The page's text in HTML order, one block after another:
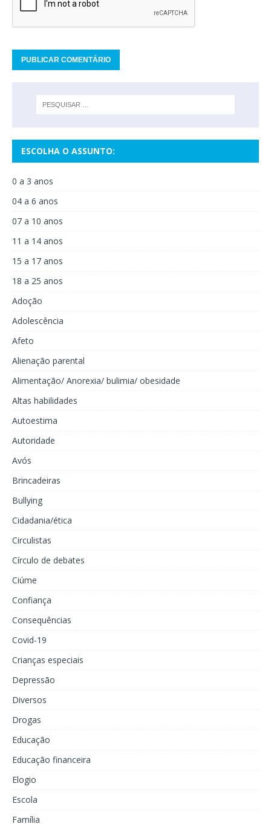
ESCOLHA O ASSUNTO:
0 a 3 anos
04 a 6 anos
07 a 10 anos
11 a 14 anos
15 a 17 anos
18 a 25 anos
Adoção
Adolescência
Afeto
Alienação parental
Alimentação/ Anorexia/ bulimia/ obesidade
Altas habilidades
Autoestima
Autoridade
Avós
Brincadeiras
Bullying
Cidadania/ética
Circulistas
Círculo de debates
Ciúme
Confiança
Consequências
Covid-19
Crianças especiais
Depressão
Diversos
Drogas
Educação
Educação financeira
Elogio
Escola
Família